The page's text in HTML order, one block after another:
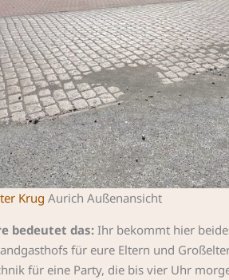
Krug Aurich Außenansicht
bedeutet das: Ihr bekommt hier
für eure Eltern und
für eine Party, die bis vier Uhr